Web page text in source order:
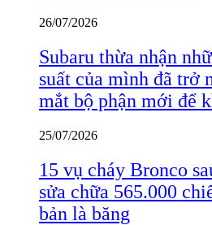
26/07/2026
Subaru thừa nhận
suất của mình đã trở
mắt bộ phận mới để
25/07/2026
15 vụ cháy Bronco
sửa chữa 565.000
bản là băng